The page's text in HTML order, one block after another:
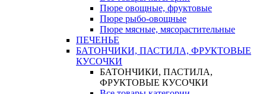
Пюре овощные, фруктовые
Пюре рыбо-овощные
Пюре мясные, мясорастительные
ПЕЧЕНЬЕ
БАТОНЧИКИ, ПАСТИЛА, ФРУКТОВЫЕ
КУСОЧКИ
БАТОНЧИКИ, ПАСТИЛА,
ФРУКТОВЫЕ КУСОЧКИ